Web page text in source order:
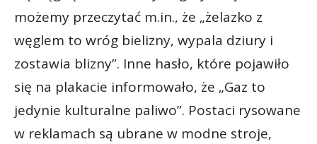
możemy przeczytać m.in., że „żelazko z
węglem to wróg bielizny, wypala dziury i
zostawia blizny”. Inne hasło, które pojawiło
się na plakacie informowało, że „Gaz to
jedynie kulturalne paliwo”. Postaci rysowane
w reklamach są ubrane w modne stroje,